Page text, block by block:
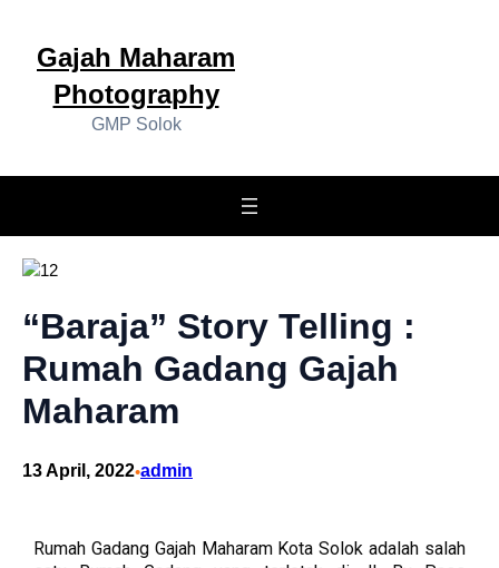
Gajah Maharam
Photography
GMP Solok
“Baraja” Story Telling :
Rumah Gadang Gajah
Maharam
13 April, 2022•admin
Rumah Gadang Gajah Maharam Kota Solok adalah salah